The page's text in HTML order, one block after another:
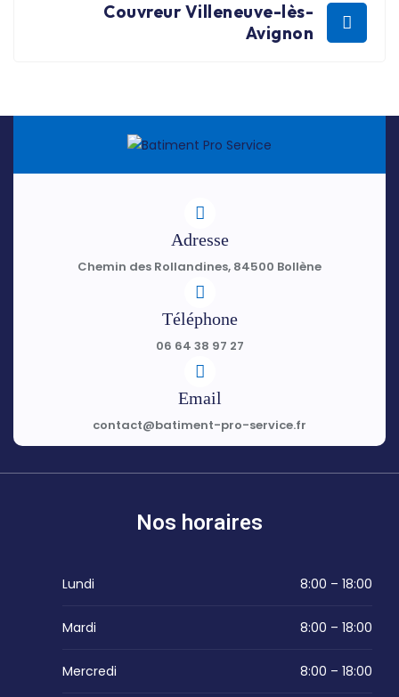
Couvreur Villeneuve-lès-
Avignon
Adresse
Chemin des Rollandines, 84500 Bollène
Téléphone
06 64 38 97 27
Email
contact@batiment-pro-service.fr
Nos horaires
Lundi 8:00 – 18:00
Mardi 8:00 – 18:00
Mercredi 8:00 – 18:00